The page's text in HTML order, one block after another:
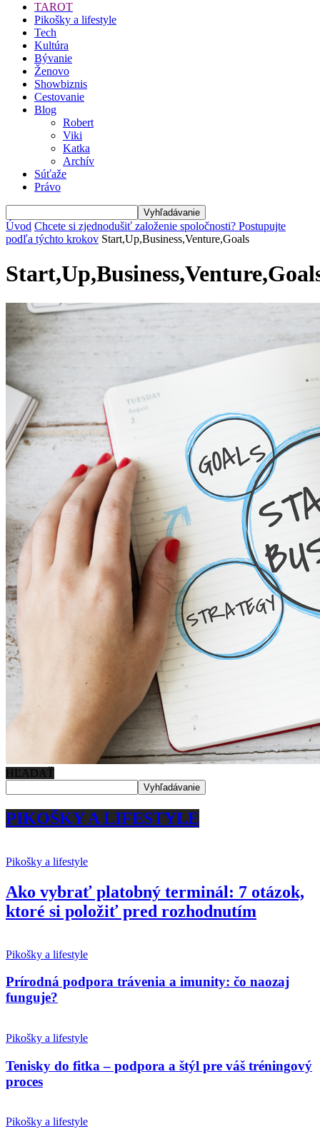
TAROT
Pikošky a lifestyle
Tech
Kultúra
Bývanie
Ženovo
Showbiznis
Cestovanie
Blog
Robert
Viki
Katka
Archív
Súťaže
Právo
Úvod Chcete si zjednodušiť založenie spoločnosti? Postupujte
podľa týchto krokov Start,Up,Business,Venture,Goals
HĽADAŤ
PIKOŠKY A LIFESTYLE
Pikošky a lifestyle
Ako vybrať platobný terminál: 7 otázok,
ktoré si položiť pred rozhodnutím
Pikošky a lifestyle
Prírodná podpora trávenia a imunity: čo naozaj
funguje?
Pikošky a lifestyle
Tenisky do fitka – podpora a štýl pre váš tréningový
proces
Pikošky a lifestyle